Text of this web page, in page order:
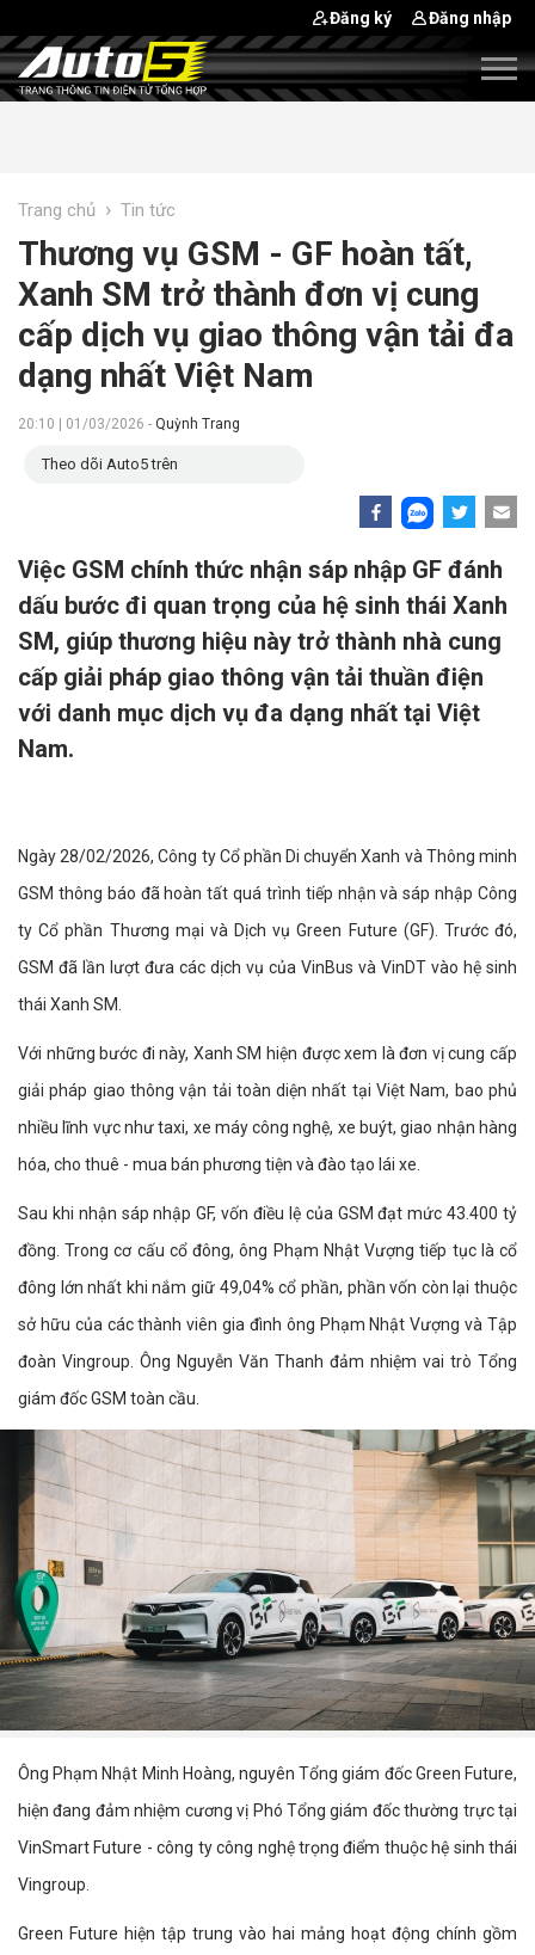
Đăng ký Đăng nhập
Trang chủ › Tin tức
Thương vụ GSM - GF hoàn tất,
Xanh SM trở thành đơn vị cung
cấp dịch vụ giao thông vận tải đa
dạng nhất Việt Nam
20:10 | 01/03/2026 - Quỳnh Trang
Theo dõi Auto5 trên
Việc GSM chính thức nhận sáp nhập GF đánh
dấu bước đi quan trọng của hệ sinh thái Xanh
SM, giúp thương hiệu này trở thành nhà cung
cấp giải pháp giao thông vận tải thuần điện
với danh mục dịch vụ đa dạng nhất tại Việt
Nam.
Ngày 28/02/2026, Công ty Cổ phần Di chuyển Xanh và Thông minh
GSM thông báo đã hoàn tất quá trình tiếp nhận và sáp nhập Công
ty Cổ phần Thương mại và Dịch vụ Green Future (GF). Trước đó,
GSM đã lần lượt đưa các dịch vụ của VinBus và VinDT vào hệ sinh
thái Xanh SM.
Với những bước đi này, Xanh SM hiện được xem là đơn vị cung cấp
giải pháp giao thông vận tải toàn diện nhất tại Việt Nam, bao phủ
nhiều lĩnh vực như taxi, xe máy công nghệ, xe buýt, giao nhận hàng
hóa, cho thuê - mua bán phương tiện và đào tạo lái xe.
Sau khi nhận sáp nhập GF, vốn điều lệ của GSM đạt mức 43.400 tỷ
đồng. Trong cơ cấu cổ đông, ông Phạm Nhật Vượng tiếp tục là cổ
đông lớn nhất khi nắm giữ 49,04% cổ phần, phần vốn còn lại thuộc
sở hữu của các thành viên gia đình ông Phạm Nhật Vượng và Tập
đoàn Vingroup. Ông Nguyễn Văn Thanh đảm nhiệm vai trò Tổng
giám đốc GSM toàn cầu.
Ông Phạm Nhật Minh Hoàng, nguyên Tổng giám đốc Green Future,
hiện đang đảm nhiệm cương vị Phó Tổng giám đốc thường trực tại
VinSmart Future - công ty công nghệ trọng điểm thuộc hệ sinh thái
Vingroup.
Green Future hiện tập trung vào hai mảng hoạt động chính gồm